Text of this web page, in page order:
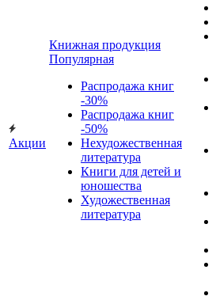
Акции
Книжная продукция
Популярная
Распродажа книг
-30%
Распродажа книг
-50%
Нехудожественная
литература
Книги для детей и
юношества
Художественная
литература